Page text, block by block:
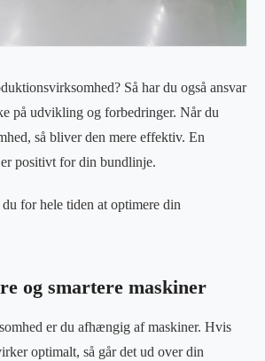
Så har du også ansvar
på udvikling og forbedringer. Når du
så bliver den mere effektiv. En
positivt for din bundlinje.
for hele tiden at optimere din
og smartere maskiner
er du afhængig af maskiner. Hvis
optimalt, så går det ud over din